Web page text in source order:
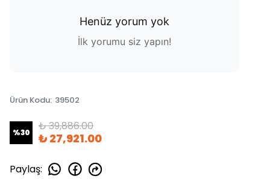
Henüz yorum yok
İlk yorumu siz yapın!
Ürün Kodu: 39502
%30 ₺ 39,886.00
₺ 27,921.00
Paylaş: